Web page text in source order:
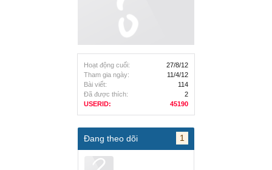
Hoạt động cuối:
27/8/12
Tham gia ngày:
11/4/12
Bài viết:
114
Đã được thích:
2
USERID:
45190
Đang theo dõi 1